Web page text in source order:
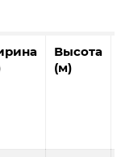
Высота
(м)